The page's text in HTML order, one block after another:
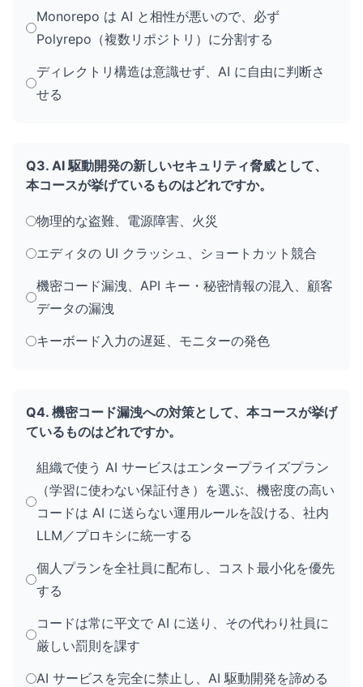
Monorepo は AI と相性が悪いので、必ず
Polyrepo（複数リポジトリ）に分割する
ディレクトリ構造は意識せず、AI に自由に判断さ
せる
Q3. AI 駆動開発の新しいセキュリティ脅威として、
本コースが挙げているものはどれですか。
物理的な盗難、電源障害、火災
エディタの UI クラッシュ、ショートカット競合
機密コード漏洩、API キー・秘密情報の混入、顧客
データの漏洩
キーボード入力の遅延、モニターの発色
Q4. 機密コード漏洩への対策として、本コースが挙げ
ているものはどれですか。
組織で使う AI サービスはエンタープライズプラン
（学習に使わない保証付き）を選ぶ、機密度の高い
コードは AI に送らない運用ルールを設ける、社内
LLM／プロキシに統一する
個人プランを全社員に配布し、コスト最小化を優先
する
コードは常に平文で AI に送り、その代わり社員に
厳しい罰則を課す
AI サービスを完全に禁止し、AI 駆動開発を諦める